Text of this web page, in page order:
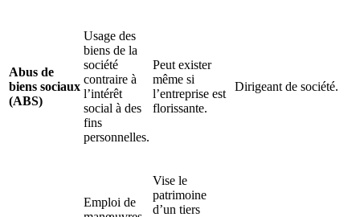
Abus de
biens sociaux
(ABS)
Usage des
biens de la
société
contraire à
l’intérêt
social à des
fins
personnelles.
Peut exister
même si
l’entreprise est
florissante.
Dirigeant de société.
Emploi de
Vise le
patrimoine
d’un tiers